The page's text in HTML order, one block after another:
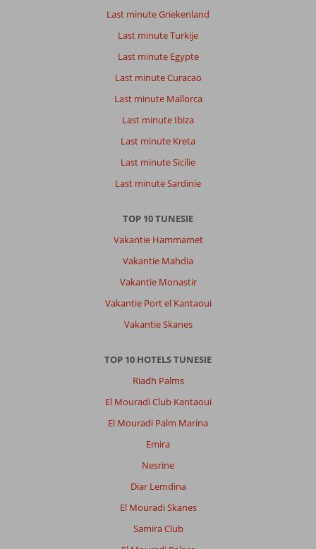
Last minute Griekenland
Last minute Turkije
Last minute Egypte
Last minute Curacao
Last minute Mallorca
Last minute Ibiza
Last minute Kreta
Last minute Sicilie
Last minute Sardinie
TOP 10 TUNESIE
Vakantie Hammamet
Vakantie Mahdia
Vakantie Monastir
Vakantie Port el Kantaoui
Vakantie Skanes
TOP 10 HOTELS TUNESIE
Riadh Palms
El Mouradi Club Kantaoui
El Mouradi Palm Marina
Emira
Nesrine
Diar Lemdina
El Mouradi Skanes
Samira Club